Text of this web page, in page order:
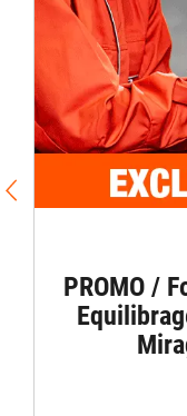
PROMO /